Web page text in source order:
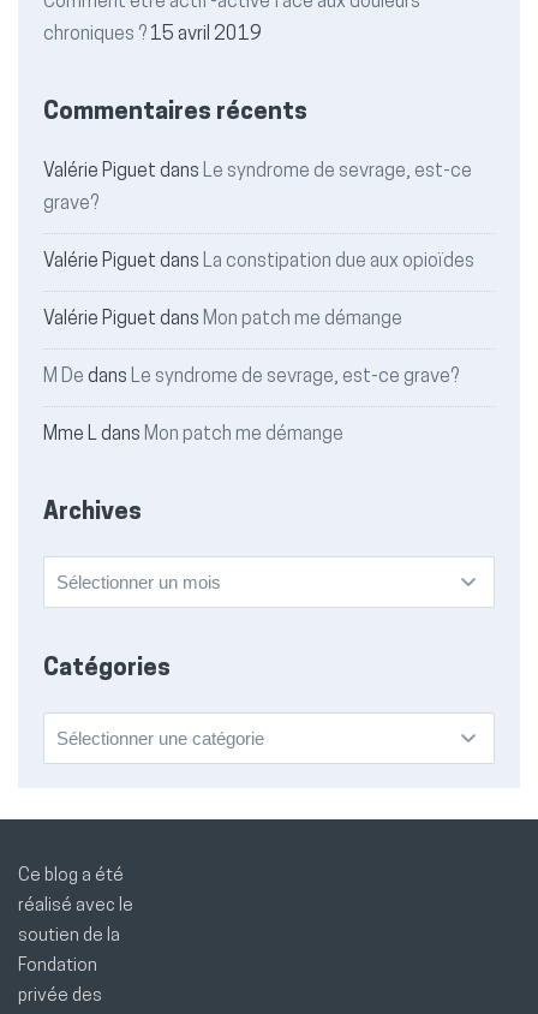
chroniques ? 15 avril 2019
Commentaires récents
Valérie Piguet dans Le syndrome de sevrage, est-ce
grave?
Valérie Piguet dans La constipation due aux opioïdes
Valérie Piguet dans Mon patch me démange
M De dans Le syndrome de sevrage, est-ce grave?
Mme Ldans Mon patch me démange
Archives
Archives
Catégories
Catégories
Ce blog a été
réalisé avec le
soutien de la
Fondation
privée des